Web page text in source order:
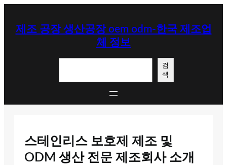
제조 공장 생산공장 oem odm-한국 제조업
체 정보
검
색
스테인리스 보호제 제조 및
ODM 생산 전문 제조회사 소개